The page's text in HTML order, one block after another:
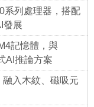
系列處理器，搭配
發展
記憶體，與
AI推論方案
入木紋、磁吸元